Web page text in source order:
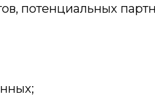
потенциальных